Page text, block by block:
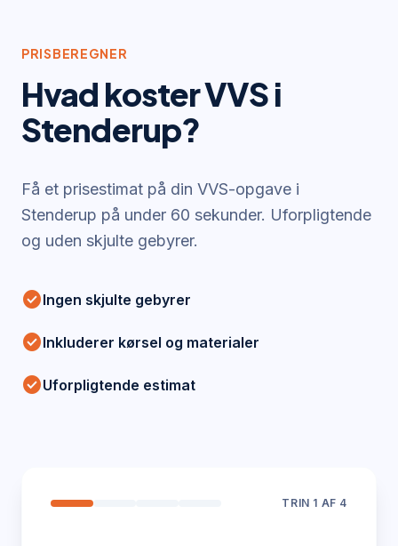
PRISBEREGNER
Hvad koster VVS i
Stenderup?
Få et prisestimat på din VVS-opgave i
Stenderup på under 60 sekunder. Uforpligtende
og uden skjulte gebyrer.
check_circleIngen skjulte gebyrer
check_circleInkluderer kørsel og materialer
check_circleUforpligtende estimat
TRIN 1 AF 4